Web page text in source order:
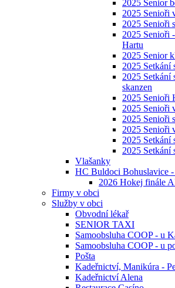
2025 Senior
2025 Senioři
2025 Senioři
2025 Senioři
Hartu
2025 Senior
2025 Setkání
2025 Setkání
skanzen
2025 Senioři
2025 Senioři
2025 Senioři
2025 Senioři
2025 Setkání
2025 Setkání
Vlašanky
HC Buldoci Bohuslavice -
2026 Hokej finále
Firmy v obci
Služby v obci
Obvodní lékař
SENIOR TAXI
Samoobsluha COOP - u
Samoobsluha COOP - u
Pošta
Kadeřnictví, Manikúra -
Kadeřnictví Alena